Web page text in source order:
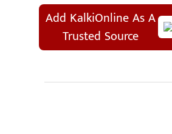
Add KalkiOnline As A
Trusted Source